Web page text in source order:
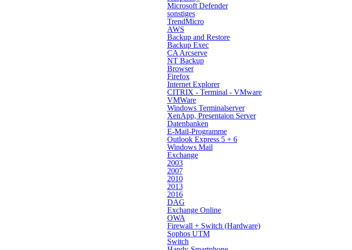
Microsoft Defender
sonstiges
TrendMicro
AWS
Backup and Restore
Backup Exec
CA Arcserve
NT Backup
Browser
Firefox
Internet Explorer
CITRIX - Terminal - VMware
VMWare
Windows Terminalserver
XenApp, Presentaion Server
Datenbanken
E-Mail-Programme
Outlook Express 5 + 6
Windows Mail
Exchange
2003
2007
2010
2013
2016
DAG
Exchange Online
OWA
Firewall + Switch (Hardware)
Sophos UTM
Switch